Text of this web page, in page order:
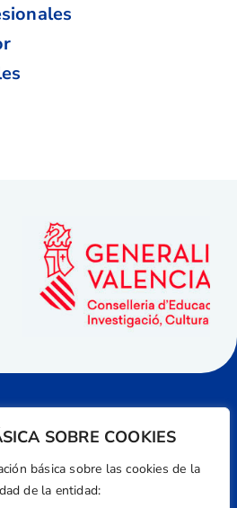
SOBRE COOKIES
básica sobre las cookies de la
de la entidad: